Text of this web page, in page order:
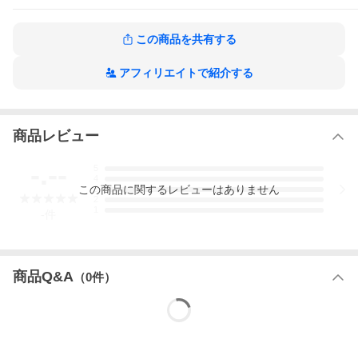
この商品を共有する
アフィリエイトで紹介する
商品レビュー
3
この商品に関するレビューはありません
商品Q&A （0件）